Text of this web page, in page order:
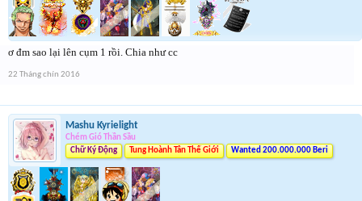
ơ đm sao lại lên cụm 1 rồi. Chia như cc
22 Tháng chín 2016
Mashu Kyrielight
Chém Gió Thần Sầu
Chữ Ký Động
Tung Hoành Tân Thế Giới Wanted 200.000.000 Beri